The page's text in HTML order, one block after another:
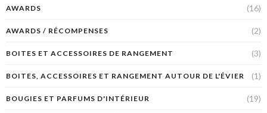
AWARDS (16)
AWARDS / RÉCOMPENSES (2)
BOITES ET ACCESSOIRES DE RANGEMENT (3)
BOITES, ACCESSOIRES ET RANGEMENT AUTOUR DE L'ÉVIER (1)
BOUGIES ET PARFUMS D'INTÉRIEUR (19)